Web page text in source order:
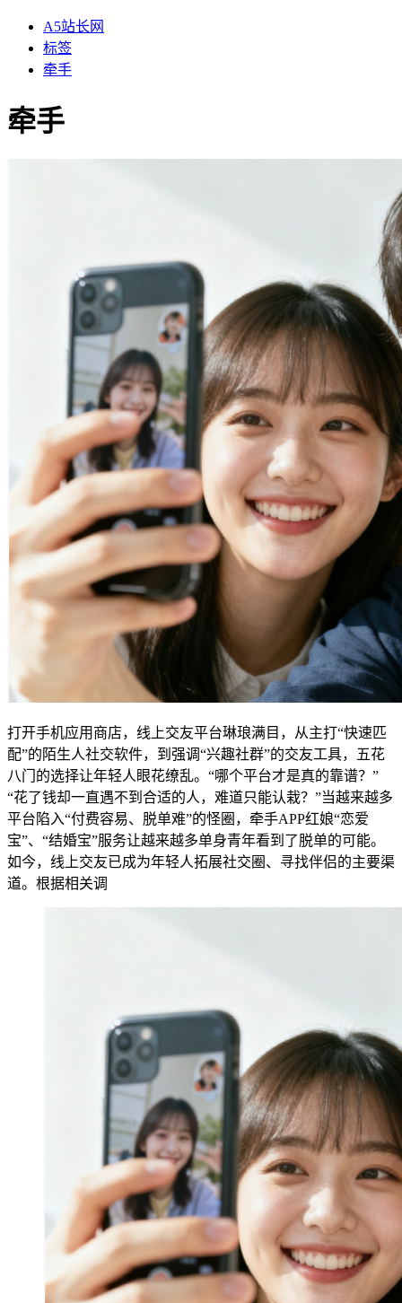
A5站长网
标签
牵手
牵手
打开手机应用商店，线上交友平台琳琅满目，从主打“快速匹
配”的陌生人社交软件，到强调“兴趣社群”的交友工具，五花
八门的选择让年轻人眼花缭乱。“哪个平台才是真的靠谱？”
“花了钱却一直遇不到合适的人，难道只能认栽？”当越来越多
平台陷入“付费容易、脱单难”的怪圈，牵手APP红娘“恋爱
宝”、“结婚宝”服务让越来越多单身青年看到了脱单的可能。
如今，线上交友已成为年轻人拓展社交圈、寻找伴侣的主要渠
道。根据相关调